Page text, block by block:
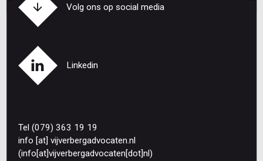
Volg ons op social media
Linkedin
Tel (079) 363 19 19
info [at] vijverbergadvocaten.nl
(info[at]vijverbergadvocaten[dot]nl)